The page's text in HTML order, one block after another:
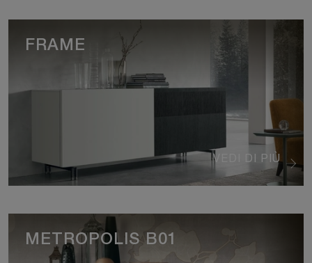
VEDI DI PIÙ
FRAME
METROPOLIS B01